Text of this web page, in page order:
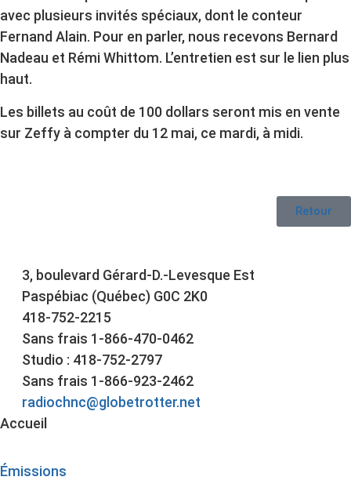
avec plusieurs invités spéciaux, dont le conteur
Fernand Alain. Pour en parler, nous recevons Bernard
Nadeau et Rémi Whittom. L’entretien est sur le lien plus
haut.
Les billets au coût de 100 dollars seront mis en vente
sur Zeffy à compter du 12 mai, ce mardi, à midi.
Retour
3, boulevard Gérard-D.-Levesque Est
Paspébiac (Québec) G0C 2K0
418-752-2215
Sans frais 1-866-470-0462
Studio : 418-752-2797
Sans frais 1-866-923-2462
radiochnc@globetrotter.net
Accueil
Émissions